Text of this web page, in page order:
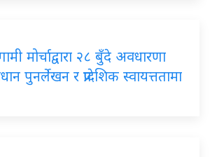
मोर्चाद्वारा २८ बुँदे अवधारणा
पुनर्लेखन र प्रादेशिक स्वायत्ततामा